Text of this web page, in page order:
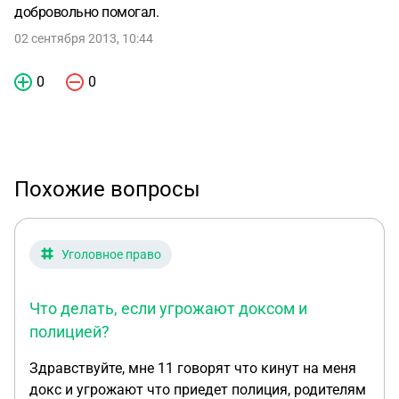
добровольно помогал.
02 сентября 2013, 10:44
0 0
Похожие вопросы
Уголовное право
Что делать, если угрожают доксом и
полицией?
Здравствуйте, мне 11 говорят что кинут на меня
докс и угрожают что приедет полиция, родителям